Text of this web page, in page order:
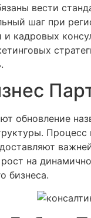
вести
шаг при
и кадровых
обновление
Процесс
на
бизнеса.